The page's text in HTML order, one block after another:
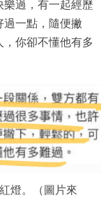
過，有一起經歷
過一點，隨便撇
你卻不懂他有多
燈。（圖片來